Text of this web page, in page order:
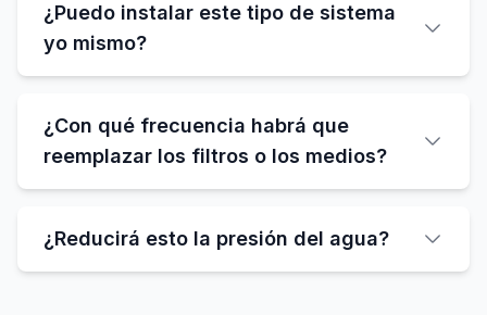
¿Puedo instalar este tipo de sistema
yo mismo?
¿Con qué frecuencia habrá que
reemplazar los filtros o los medios?
¿Reducirá esto la presión del agua?